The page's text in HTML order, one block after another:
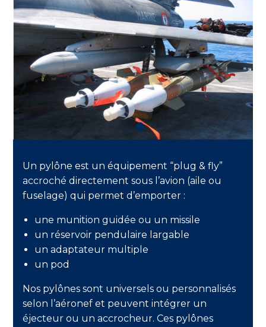
Un pylône est un équipement “plug & fly”
accroché directement sous l’avion (aile ou
fuselage) qui permet d’emporter :
une munition guidée ou un missile
un réservoir pendulaire largable
un adaptateur multiple
un pod
Nos pylônes sont universels ou personnalisés
selon l’aéronef et peuvent intégrer un
éjecteur ou un accrocheur. Ces pylônes